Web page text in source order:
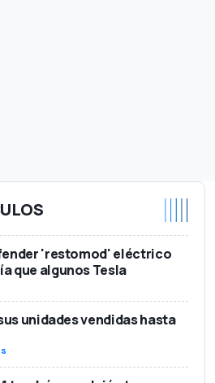
'restomod' eléctrico
que algunos Tesla
unidades vendidas hasta